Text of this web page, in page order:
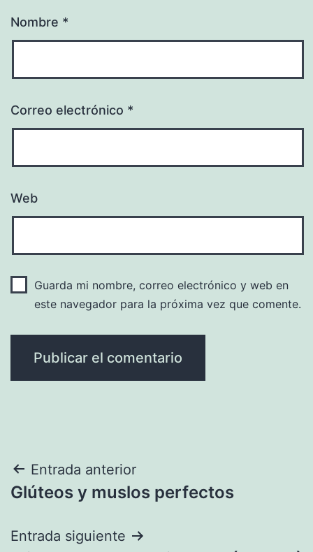
Nombre *
Correo electrónico *
Web
Guarda mi nombre, correo electrónico y web en
este navegador para la próxima vez que comente.
Navegación
de
entradas
Entrada anterior
Glúteos y muslos perfectos
Entrada siguiente